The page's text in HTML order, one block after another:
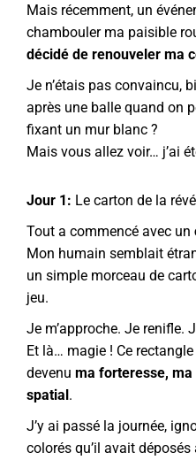
Mais récemment, un
chambouler ma paisible
décidé de renouveler ma
Je n’étais pas convaincu,
après une balle quand on
fixant un mur blanc ?
Mais vous allez voir… j’ai
Jour 1: Le carton de la
Tout a commencé avec un
Mon humain semblait
un simple morceau de
jeu.
Je m’approche. Je renifle.
Et là… magie ! Ce
devenu ma forteresse,
spatial.
J’y ai passé la journée,
colorés qu’il avait déposés